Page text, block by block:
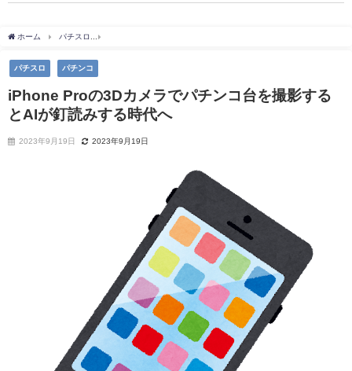
ホーム パチスロ
パチスロ パチンコ
iPhone Proの3Dカメラでパチンコ台を撮影する
とAIが釘読みする時代へ
2023年9月19日 2023年9月19日